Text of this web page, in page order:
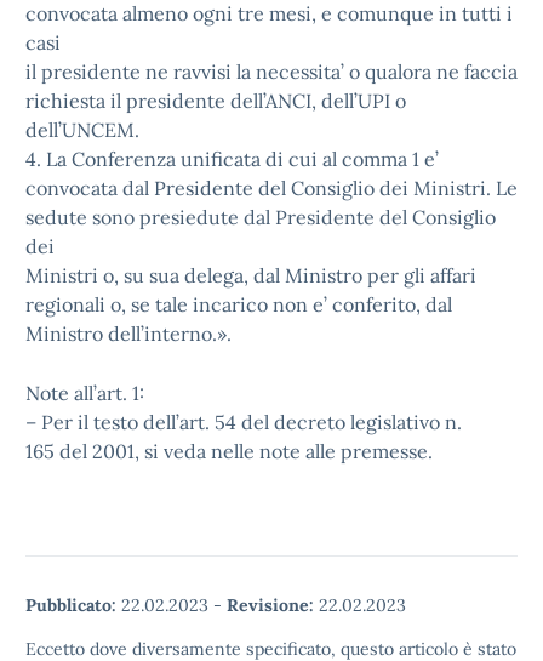
convocata almeno ogni tre mesi, e comunque in tutti i
casi
il presidente ne ravvisi la necessita’ o qualora ne faccia
richiesta il presidente dell’ANCI, dell’UPI o
dell’UNCEM.
4. La Conferenza unificata di cui al comma 1 e’
convocata dal Presidente del Consiglio dei Ministri. Le
sedute sono presiedute dal Presidente del Consiglio
dei
Ministri o, su sua delega, dal Ministro per gli affari
regionali o, se tale incarico non e’ conferito, dal
Ministro dell’interno.».
Note all’art. 1:
– Per il testo dell’art. 54 del decreto legislativo n.
165 del 2001, si veda nelle note alle premesse.
Pubblicato: 22.02.2023 - Revisione: 22.02.2023
Eccetto dove diversamente specificato, questo articolo è stato